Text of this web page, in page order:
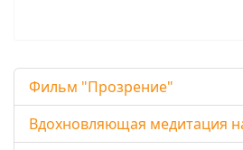
Фильм "Прозрение"
Вдохновляющая медитация